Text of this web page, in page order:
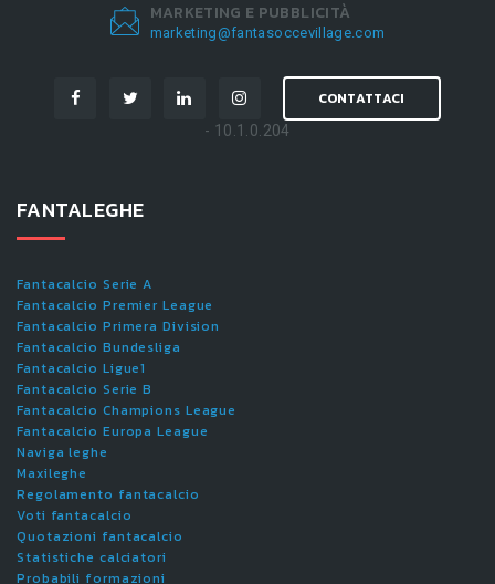
MARKETING E PUBBLICITÀ
marketing@fantasoccevillage.com
CONTATTACI
- 10.1.0.204
FANTALEGHE
Fantacalcio Serie A
Fantacalcio Premier League
Fantacalcio Primera Division
Fantacalcio Bundesliga
Fantacalcio Ligue1
Fantacalcio Serie B
Fantacalcio Champions League
Fantacalcio Europa League
Naviga leghe
Maxileghe
Regolamento fantacalcio
Voti fantacalcio
Quotazioni fantacalcio
Statistiche calciatori
Probabili formazioni